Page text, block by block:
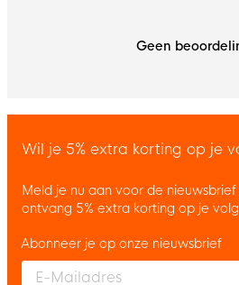
Geen
Wil je 5% extra korting op je
Meld je nu aan voor de
ontvang 5% extra korting op je
Enter your email and accept the
Abonneer je op onze nieuwsbrief